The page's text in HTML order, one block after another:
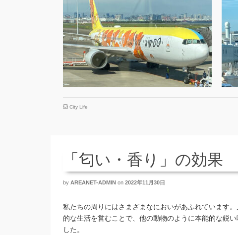
City Life
「匂い・香り」の効果
by AREANET-ADMIN on 2022年11月30日
私たちの周りにはさまざまなにおいがあふれています
的な生活を営むことで、他の動物のように本能的な鋭
した。